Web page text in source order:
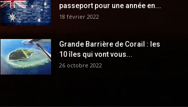
passeport pour une année en...
18 février 2022
Grande Barrière de Corail : les
10 îles qui vont vous...
26 octobre 2022